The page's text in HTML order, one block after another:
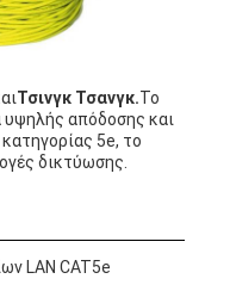
Τσινγκ Τσανγκ.Το
υψηλής απόδοσης και
5e, το
δικτύωσης.
LAN CAT5e